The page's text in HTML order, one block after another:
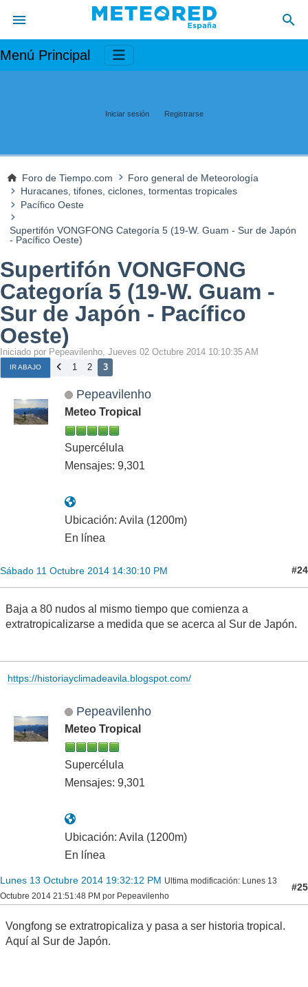
Menú Principal
Iniciar sesión Registrarse
Foro de Tiempo.com
Foro general de Meteorología
Huracanes, tifones, ciclones, tormentas tropicales
Pacífico Oeste
Supertifón VONGFONG Categoría 5 (19-W. Guam - Sur de Japón
- Pacífico Oeste)
Supertifón VONGFONG
Categoría 5 (19-W. Guam -
Sur de Japón - Pacífico
Oeste)
Iniciado por Pepeavilenho, Jueves 02 Octubre 2014 10:10:35 AM
IR ABAJO 1 2 3
Pepeavilenho
Meteo Tropical
Supercélula
Mensajes: 9,301
Ubicación: Avila (1200m)
En línea
Sábado 11 Octubre 2014 14:30:10 PM #24
Baja a 80 nudos al mismo tiempo que comienza a
extratropicalizarse a medida que se acerca al Sur de Japón.
https://historiayclimadeavila.blogspot.com/
Pepeavilenho
Meteo Tropical
Supercélula
Mensajes: 9,301
Ubicación: Avila (1200m)
En línea
Lunes 13 Octubre 2014 19:32:12 PM Ultima modificación: Lunes 13
Octubre 2014 21:51:48 PM por Pepeavilenho
#25
Vongfong se extratropicaliza y pasa a ser historia tropical.
Aquí al Sur de Japón.